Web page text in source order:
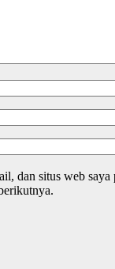
dan situs web saya